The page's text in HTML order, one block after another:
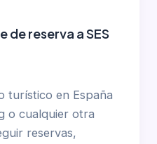
de reserva a SES
turístico en España
o cualquier otra
reservas,